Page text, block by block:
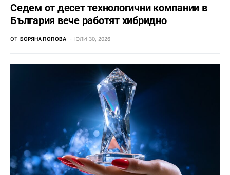
Седем от десет технологични компании в
България вече работят хибридно
ОТ БОРЯНА ПОПОВА ЮЛИ 30, 2026